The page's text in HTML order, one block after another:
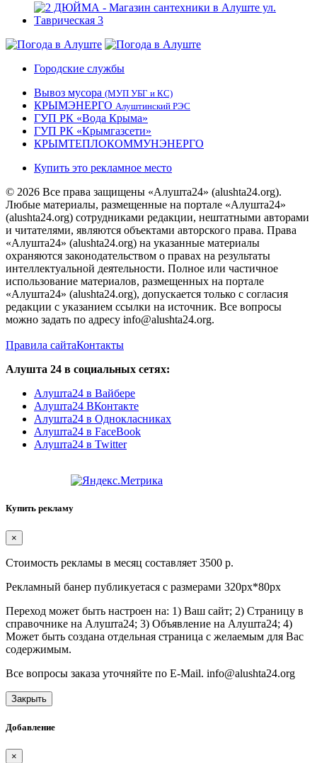
Городские службы
Вывоз мусора (МУП УБГ и КС)
КРЫМЭНЕРГО Алуштинский РЭС
ГУП РК «Вода Крыма»
ГУП РК «Крымгазсети»
КРЫМТЕПЛОКОММУНЭНЕРГО
Купить это рекламное место
© 2026 Все права защищены «Алушта24» (alushta24.org).
Любые материалы, размещенные на портале «Алушта24»
(alushta24.org) сотрудниками редакции, нештатными авторами
и читателями, являются объектами авторского права. Права
«Алушта24» (alushta24.org) на указанные материалы
охраняются законодательством о правах на результаты
интеллектуальной деятельности. Полное или частичное
использование материалов, размещенных на портале
«Алушта24» (alushta24.org), допускается только с согласия
редакции с указанием ссылки на источник. Все вопросы
можно задать по адресу info@alushta24.org.
Правила сайтаКонтакты
Алушта 24 в социальных сетях:
Алушта24 в Вайбере
Алушта24 ВКонтакте
Алушта24 в Однокласниках
Алушта24 в FaceBook
Алушта24 в Twitter
Купить рекламу
×
Стоимость рекламы в месяц составляет 3500 р.
Рекламный банер публикуетася с размерами 320px*80px
Переход может быть настроен на: 1) Ваш сайт; 2) Страницу в
справочнике на Алушта24; 3) Объявление на Алушта24; 4)
Может быть создана отдельная страница с желаемым для Вас
содержимым.
Все вопросы заказа уточняйте по E-Mail. info@alushta24.org
Закрыть
Добавление
×